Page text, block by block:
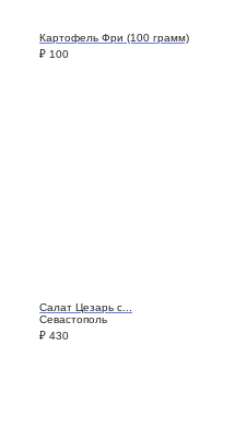
Картофель Фри (100 грамм)
₽ 100
Салат Цезарь с...
Севастополь
₽ 430